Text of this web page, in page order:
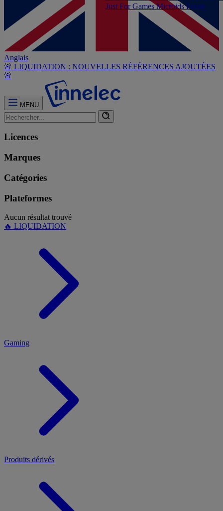
Anglais
🚨 LIQUIDATION : NOUVELLES RÉFÉRENCES AJOUTÉES
🚨
MENU
Licences
Marques
Catégories
Plateformes
Aucun résultat trouvé
🔥 LIQUIDATION
Gaming
Just For GamesMicroidsFocus
Produits dérivés